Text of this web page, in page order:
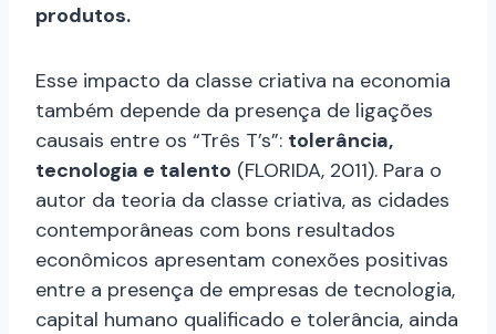
produtos.
Esse impacto da classe criativa na economia
também depende da presença de ligações
causais entre os “Três T’s”: tolerância,
tecnologia e talento (FLORIDA, 2011). Para o
autor da teoria da classe criativa, as cidades
contemporâneas com bons resultados
econômicos apresentam conexões positivas
entre a presença de empresas de tecnologia,
capital humano qualificado e tolerância, ainda